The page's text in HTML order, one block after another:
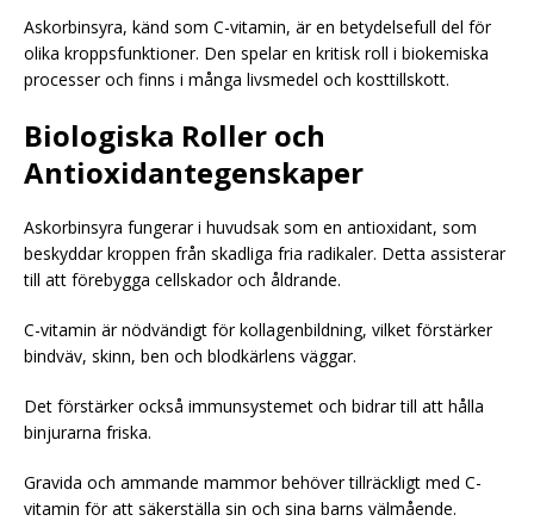
Askorbinsyra, känd som C-vitamin, är en betydelsefull del för
olika kroppsfunktioner. Den spelar en kritisk roll i biokemiska
processer och finns i många livsmedel och kosttillskott.
Biologiska Roller och
Antioxidantegenskaper
Askorbinsyra fungerar i huvudsak som en antioxidant, som
beskyddar kroppen från skadliga fria radikaler. Detta assisterar
till att förebygga cellskador och åldrande.
C-vitamin är nödvändigt för kollagenbildning, vilket förstärker
bindväv, skinn, ben och blodkärlens väggar.
Det förstärker också immunsystemet och bidrar till att hålla
binjurarna friska.
Gravida och ammande mammor behöver tillräckligt med C-
vitamin för att säkerställa sin och sina barns välmående.